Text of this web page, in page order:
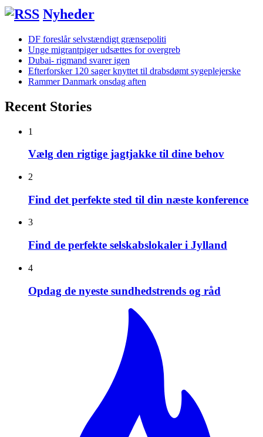
Nyheder
DF foreslår selvstændigt grænsepoliti
Unge migrantpiger udsættes for overgreb
Dubai- rigmand svarer igen
Efterforsker 120 sager knyttet til drabsdømt sygeplejerske
Rammer Danmark onsdag aften
Recent Stories
1
Vælg den rigtige jagtjakke til dine behov
2
Find det perfekte sted til din næste konference
3
Find de perfekte selskabslokaler i Jylland
4
Opdag de nyeste sundhedstrends og råd